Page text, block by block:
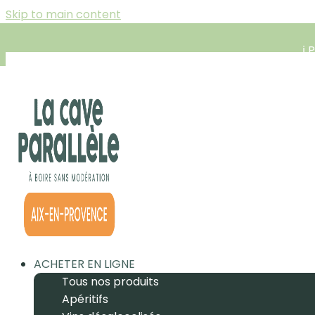
Skip to main content
ℹ️
ACHETER EN LIGNE
Tous nos produits
Apéritifs